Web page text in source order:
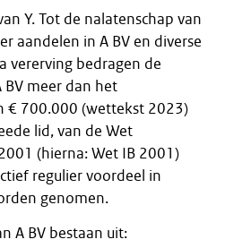
Y. Tot de nalatenschap van
aandelen in A BV en diverse
vererving bedragen de
BV meer dan het
€ 700.000 (wettekst 2023)
lid, van de Wet
(hierna: Wet IB 2001)
regulier voordeel in
genomen.
A BV bestaan uit: